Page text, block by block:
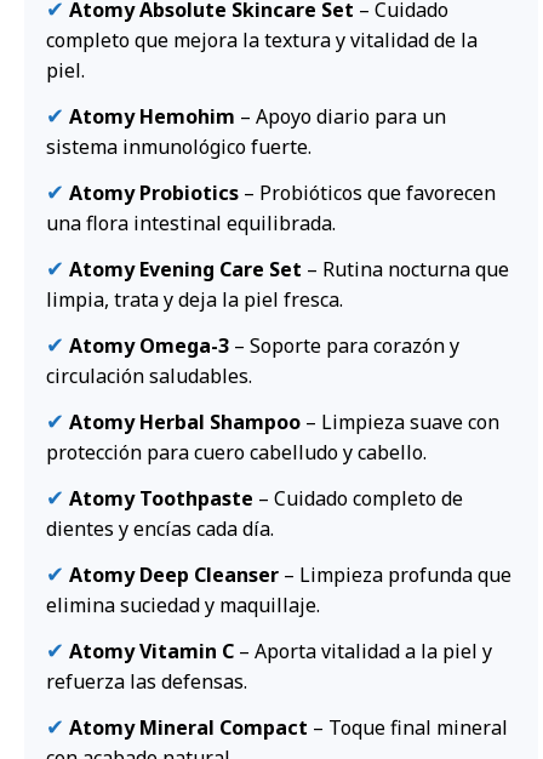
✔ Atomy Absolute Skincare Set – Cuidado
completo que mejora la textura y vitalidad de la
piel.
✔ Atomy Hemohim – Apoyo diario para un
sistema inmunológico fuerte.
✔ Atomy Probiotics – Probióticos que favorecen
una flora intestinal equilibrada.
✔ Atomy Evening Care Set – Rutina nocturna que
limpia, trata y deja la piel fresca.
✔ Atomy Omega-3 – Soporte para corazón y
circulación saludables.
✔ Atomy Herbal Shampoo – Limpieza suave con
protección para cuero cabelludo y cabello.
✔ Atomy Toothpaste – Cuidado completo de
dientes y encías cada día.
✔ Atomy Deep Cleanser – Limpieza profunda que
elimina suciedad y maquillaje.
✔ Atomy Vitamin C – Aporta vitalidad a la piel y
refuerza las defensas.
✔ Atomy Mineral Compact – Toque final mineral